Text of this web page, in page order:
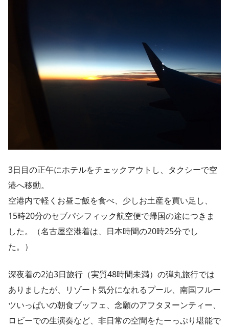
3日目の正午にホテルをチェックアウトし、タクシーで空
港へ移動。
空港内で軽くお昼ご飯を食べ、少しお土産を買い足し、
15時20分のセブパシフィック航空便で帰国の途につきま
した。（名古屋空港着は、日本時間の20時25分でし
た。）
深夜着の2泊3日旅行（実質48時間未満）の弾丸旅行では
ありましたが、リゾート気分になれるプール、南国フルー
ツいっぱいの朝食ブッフェ、念願のアフタヌーンティー、
ロビーでの生演奏など、非日常の空間をたーっぷり堪能で